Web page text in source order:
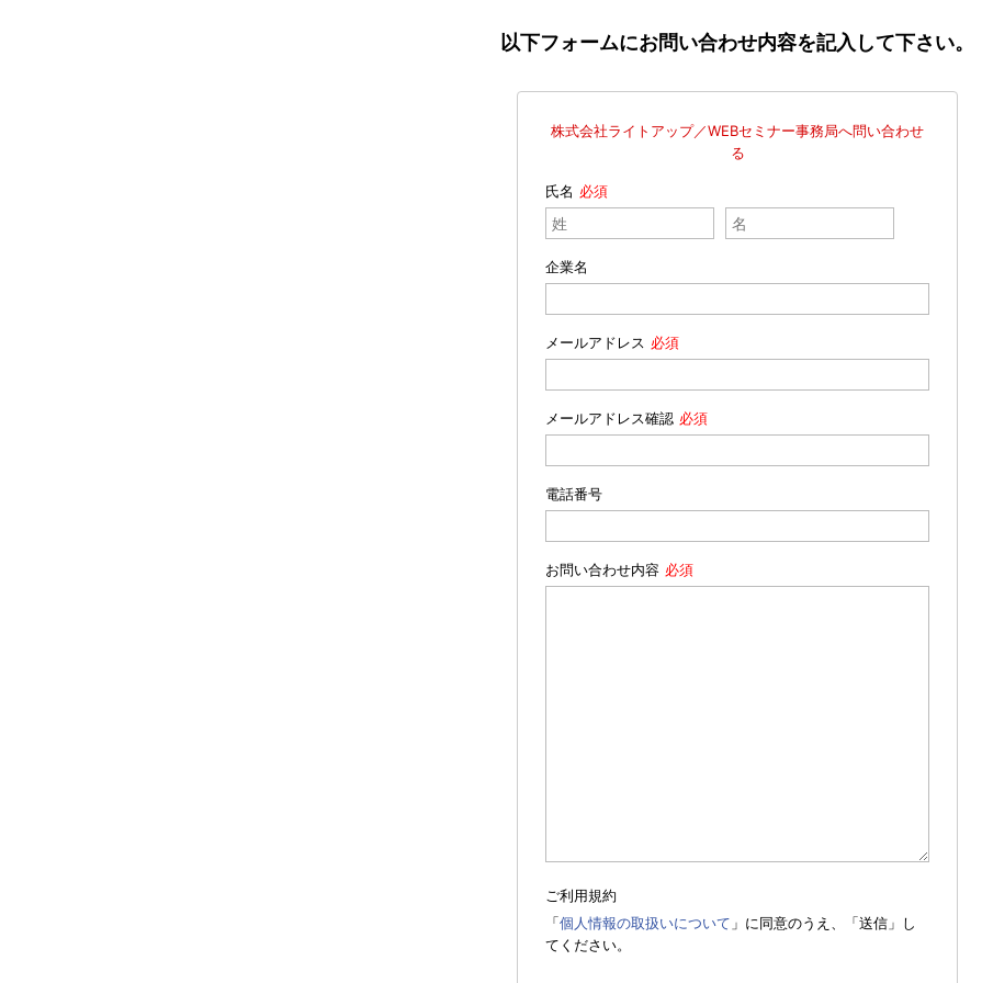
以下フォームにお問い合わせ内容を記入して下さい。
株式会社ライトアップ／WEBセミナー事務局へ問い合わせ
る
氏名
企業名
メールアドレス
メールアドレス確認
電話番号
お問い合わせ内容
ご利用規約
「個人情報の取扱いについて 」に同意のうえ、「送信」し
てください。